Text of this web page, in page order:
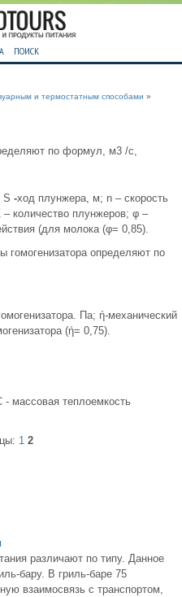
ПОИСК
и термостатным способами »
по формул, м3 /с,
S -ход плунжера, м; n – скорость
количество плунжеров; φ –
(для молока (φ= 0,85).
определяют по
Па; ή-механический
(ή= 0,75).
- массовая теплоемкость
1 2
различают по типу. Данное
бару. В гриль-баре 75
взаимосвязь с транспортом,